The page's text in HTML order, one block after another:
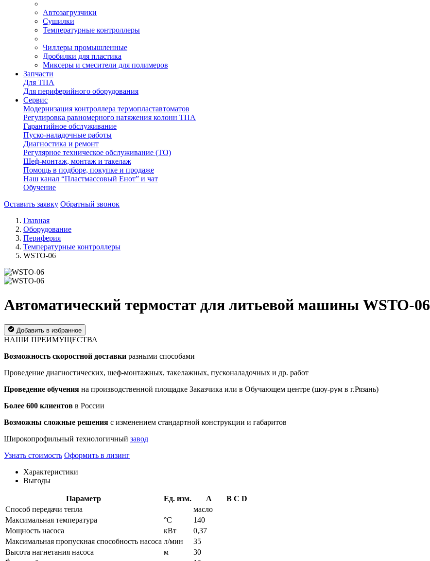
Автозагрузчики
Сушилки
Температурные контроллеры
Чиллеры промышленные
Дробилки для пластика
Миксеры и смесители для полимеров
Запчасти
Для ТПА
Для периферийного оборудования
Сервис
Модернизация контроллера термопластавтоматов
Регулировка равномерного натяжения колонн ТПА
Гарантийное обслуживание
Пуско-наладочные работы
Диагностика и ремонт
Регулярное техническое обслуживание (ТО)
Шеф-монтаж, монтаж и такелаж
Помощь в подборе, покупке и продаже
Наш канал “Пластмассовый Енот” и чат
Обучение
Оставить заявку Обратный звонок
Главная
Оборудование
Периферия
Температурные контроллеры
WSTO-06
Автоматический термостат для литьевой машины WSTO-06
Добавить в избранное
НАШИ ПРЕИМУЩЕСТВА
Возможность скоростной доставки разными способами
Проведение диагностических, шеф-монтажных, такелажных, пусконаладочных и др. работ
Проведение обучения на производственной площадке Заказчика или в Обучающем центре (шоу-рум в г.Рязань)
Более 600 клиентов в России
Возможны сложные решения с изменением стандартной конструкции и габаритов
Широкопрофильный технологичный завод
Узнать стоимость Оформить в лизинг
Характеристики
Выгоды
Параметр Ед. изм. A B C D
Способ передачи тепла
масло
Максимальная температура
°С
140
Мощность насоса
кВт
0,37
Максимальная пропускная способность насоса л/мин
35
Высота нагнетания насоса
м
30